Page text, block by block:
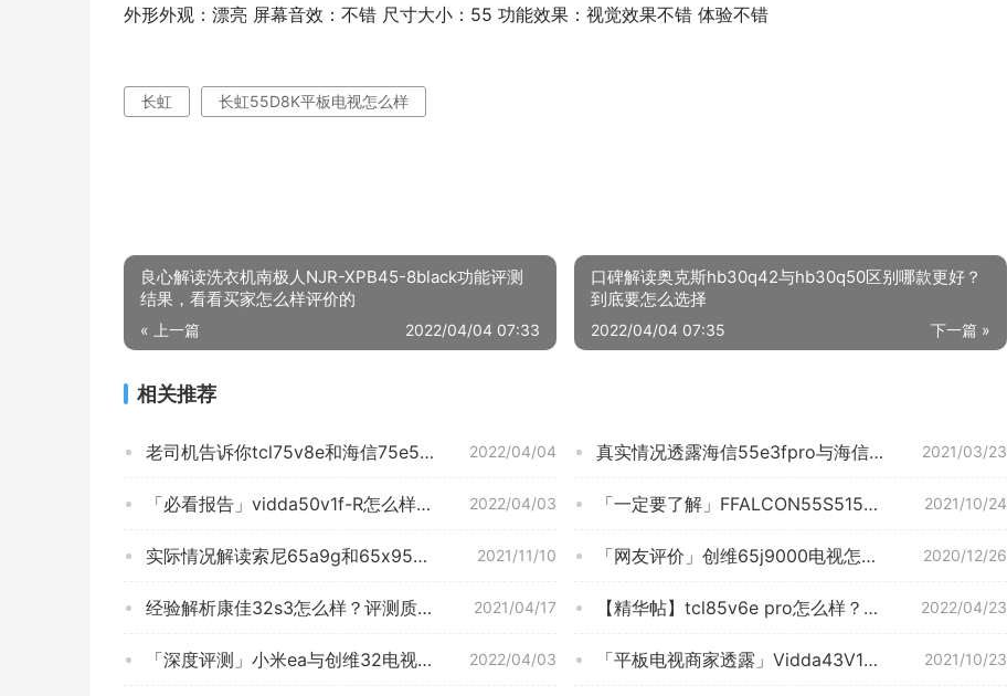
外形外观：漂亮 屏幕音效：不错 尺寸大小：55 功能效果：视觉效果不错 体验不错
长虹 长虹55D8K平板电视怎么样
良心解读洗衣机南极人NJR-XPB45-8black功能评测
结果，看看买家怎么样评价的
« 上一篇 2022/04/04 07:33
相关推荐
2022/04/04
老司机告诉你tcl75v8e和海信75e5g哪个好？良心点评配置区别 2021/03/23
真实情况透露海信55e3fpro与海信55e3fmax哪个好？深度剖析功能区别
2022/04/03
「必看报告」vidda50v1f-R怎么样？一定要了解的评测情况 2021/10/24
「一定要了解」FFALCON55S515C PRO平板电视怎么样的质量，评测为什么这样？
2021/11/10
实际情况解读索尼65a9g和65x9500H对比评测？分析哪款更适合你 2020/12/26
「网友评价」创维65j9000电视怎么样？功能真的不好吗
2021/04/17
经验解析康佳32s3怎么样？评测质量好吗 2022/04/23
【精华帖】tcl85v6e pro怎么样？质量真的差吗
2022/04/03
「深度评测」小米ea与创维32电视哪个好些？应该怎么样选择 2021/10/23
「平板电视商家透露」Vidda43V1G-J评测结果怎么样？不值得买吗？